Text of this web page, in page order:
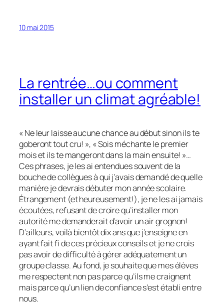
10 mai 2015
La rentrée…ou comment
installer un climat agréable!
« Ne leur laisse aucune chance au début sinon ils te
goberont tout cru! », « Sois méchante le premier
mois et ils te mangeront dans la main ensuite! »…
Ces phrases, je les ai entendues souvent de la
bouche de collègues à qui j’avais demandé de quelle
manière je devrais débuter mon année scolaire.
Étrangement (et heureusement!), je ne les ai jamais
écoutées, refusant de croire qu’installer mon
autorité me demanderait d’avoir un air grognon!
D’ailleurs, voilà bientôt dix ans que j’enseigne en
ayant fait fi de ces précieux conseils et je ne crois
pas avoir de difficulté à gérer adéquatement un
groupe classe. Au fond, je souhaite que mes élèves
me respectent non pas parce qu’ils me craignent
mais parce qu’un lien de confiance s’est établi entre
nous.